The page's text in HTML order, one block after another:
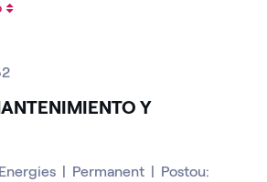
Y
Permanent
Postou: